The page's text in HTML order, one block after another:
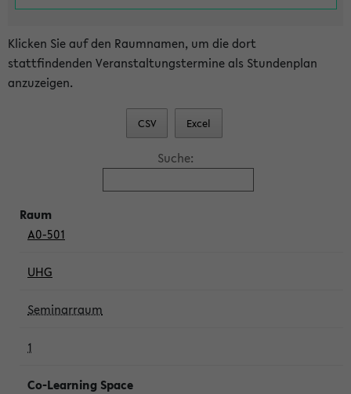
Klicken Sie auf den Raumnamen, um die dort
stattfindenden Veranstaltungstermine als Stundenplan
anzuzeigen.
CSV Excel
Suche:
A0-501
UHG
Seminarraum
1
Co-Learning Space